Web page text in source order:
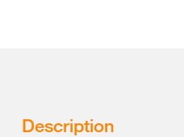
Description